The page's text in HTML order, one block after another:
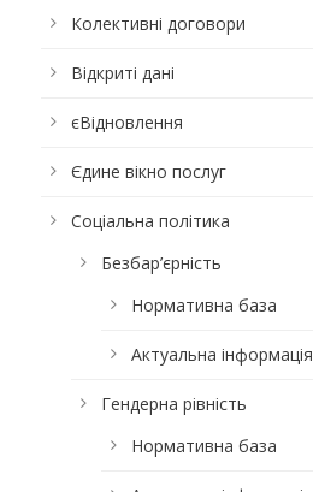
Колективні договори
Відкриті дані
єВідновлення
Єдине вікно послуг
Соціальна політика
Безбар’єрність
Нормативна база
Актуальна інформація
Гендерна рівність
Нормативна база